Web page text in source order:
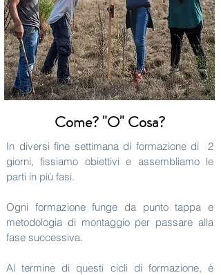
Come? "O" Cosa?
In diversi fine settimana di formazione di
2
giorni, fissiamo obiettivi e assembliamo le
parti in più fasi.
Ogni formazione funge da punto tappa e
metodologia di montaggio per passare alla
fase successiva.
Al termine di questi cicli di formazione, è